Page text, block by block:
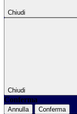
Chiudi
Chiudi
Conferma
Annulla Conferma